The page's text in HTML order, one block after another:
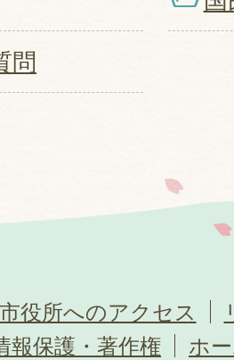
問
市役所へのアクセス
報保護・著作権
ホ